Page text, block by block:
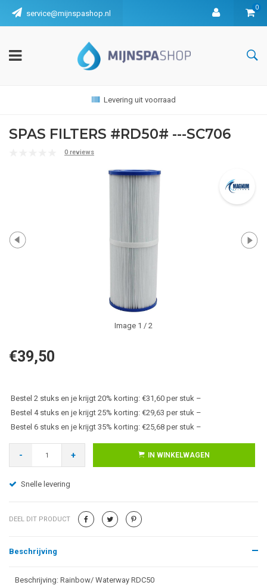
service@mijnspashop.nl
0
Levering uit voorraad
SPAS FILTERS #RD50# ---SC706
0 reviews
Image 1 / 2
€39,50
Bestel 2 stuks en je krijgt 20% korting: €31,60 per stuk –
Bestel 4 stuks en je krijgt 25% korting: €29,63 per stuk –
Bestel 6 stuks en je krijgt 35% korting: €25,68 per stuk –
- + IN WINKELWAGEN
Snelle levering
DEEL DIT PRODUCT
Beschrijving
Beschrijving: Rainbow/ Waterway RDC50